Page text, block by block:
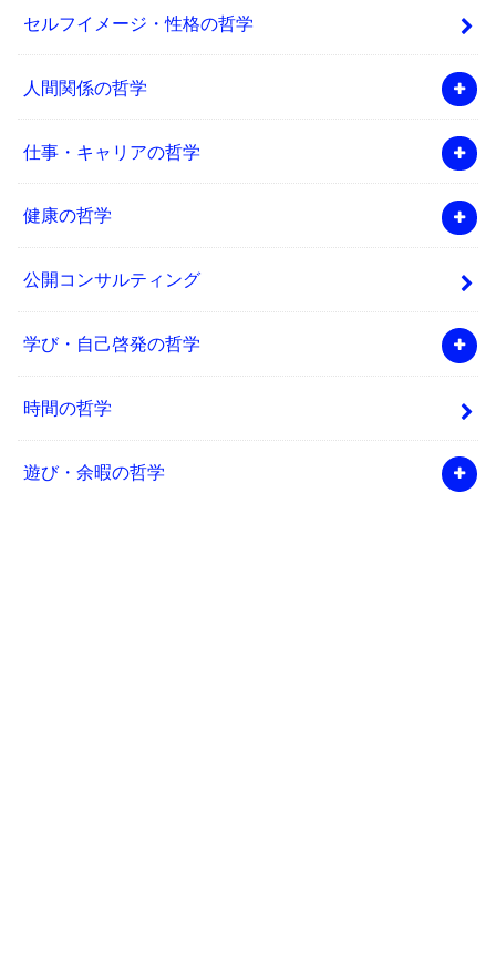
セルフイメージ・性格の哲学
人間関係の哲学
仕事・キャリアの哲学
健康の哲学
公開コンサルティング
学び・自己啓発の哲学
時間の哲学
遊び・余暇の哲学